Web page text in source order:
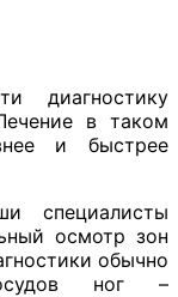
диагностику
в таком
и быстрее
специалисты
осмотр зон
обычно
ног –